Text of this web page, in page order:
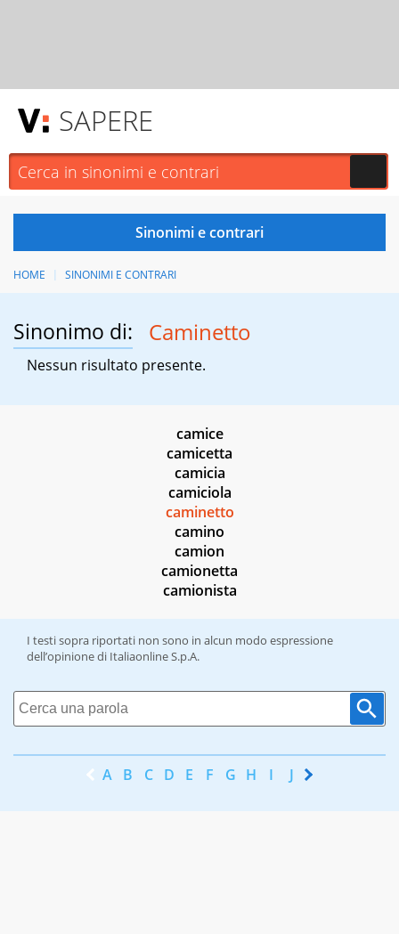
SAPERE
HOME SINONIMI E CONTRARI
Sinonimo di: Caminetto
Nessun risultato presente.
camice
camicetta
camicia
camiciola
caminetto
camino
camion
camionetta
camionista
I testi sopra riportati non sono in alcun modo espressione
dell’opinione di Italiaonline S.p.A.
A B C D E F G H I J K